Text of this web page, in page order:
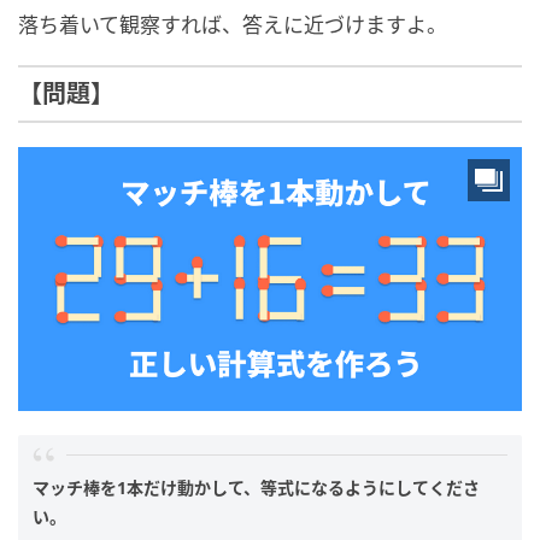
落ち着いて観察すれば、答えに近づけますよ。
【問題】
マッチ棒を1本だけ動かして、等式になるようにしてくださ
い。